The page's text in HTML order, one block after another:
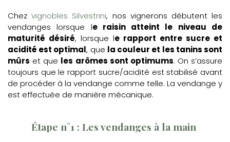
Chezvignobles Silvestrini, nos vignerons débutent les
vendanges lorsque le raisin atteint le niveau de
maturité désiré, lorsque le rapport entre sucre et
acidité est optimal, que la couleur et les tanins sont
mûrs et que les arômes sont optimums. On s’assure
toujours que le rapport sucre/acidité est stabilisé avant
de procéder à la vendange comme telle. La vendange y
est effectuée de manière mécanique.
Étape n°1 : Les vendanges à la main